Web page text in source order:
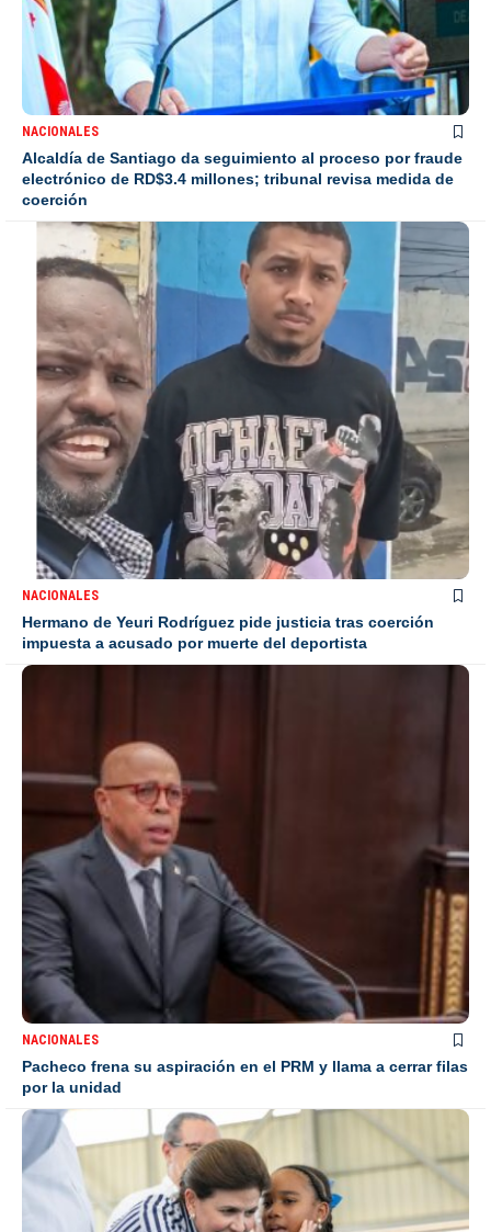
NACIONALES
Alcaldía de Santiago da seguimiento al proceso por fraude
electrónico de RD$3.4 millones; tribunal revisa medida de
coerción
NACIONALES
Hermano de Yeuri Rodríguez pide justicia tras coerción
impuesta a acusado por muerte del deportista
NACIONALES
Pacheco frena su aspiración en el PRM y llama a cerrar filas
por la unidad